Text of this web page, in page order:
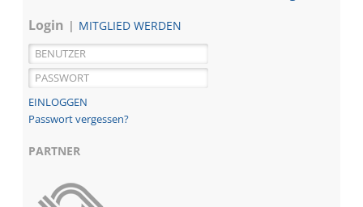
Login
MITGLIED WERDEN
Passwort vergessen?
PARTNER